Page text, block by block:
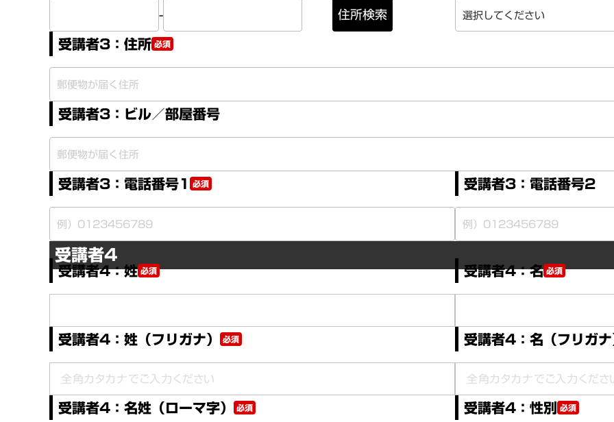
- 住所検索
受講者3：住所必須
受講者3：ビル／部屋番号
受講者3：電話番号1 必須 受講者3：電話番号2
受講者4
受講者4：姓必須 受講者4：名必須
受講者4：姓（フリガナ） 必須 受講者4：名（フリガナ
受講者4：名姓（ローマ字） 必須 受講者4：性別 必須